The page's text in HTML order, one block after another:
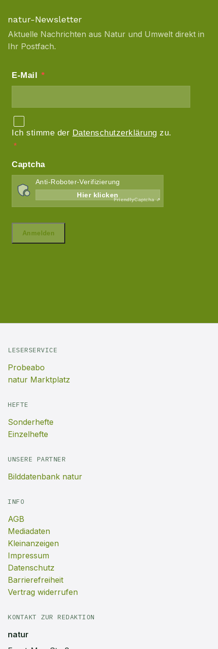
natur-Newsletter
Aktuelle Nachrichten aus Natur und Umwelt direkt in
Ihr Postfach.
LESERSERVICE
Probeabo
natur Marktplatz
HEFTE
Sonderhefte
Einzelhefte
UNSERE PARTNER
Bilddatenbank natur
INFO
AGB
Mediadaten
Kleinanzeigen
Impressum
Datenschutz
Barrierefreiheit
Vertrag widerrufen
KONTAKT ZUR REDAKTION
natur